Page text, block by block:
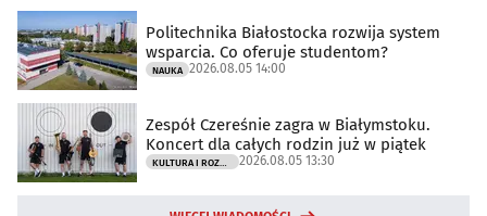
Politechnika Białostocka rozwija system
wsparcia. Co oferuje studentom?
NAUKA 2026.08.05 14:00
Zespół Czereśnie zagra w Białymstoku.
Koncert dla całych rodzin już w piątek
KULTURA I ROZRYWKA 2026.08.05 13:30